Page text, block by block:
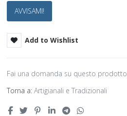
AVVISAMI!
Add to Wishlist
Fai una domanda su questo prodotto
Torna a: Artigianali e Tradizionali